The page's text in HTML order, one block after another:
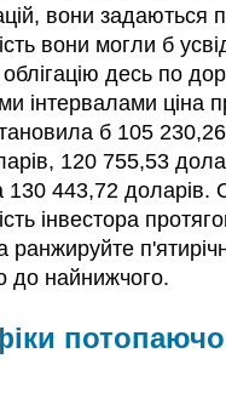
вони задаються
вони могли б
десь по
інтервалами ціна
б 105
120 755,53
130 443,72 доларів.
інвестора
ранжируйте
до найнижчого.